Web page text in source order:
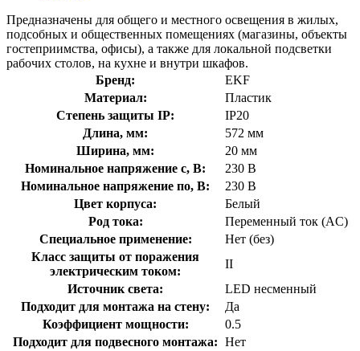
Предназначены для общего и местного освещения в жилых,
подсобных и общественных помещениях (магазины, объекты
гостеприимства, офисы), а также для локальной подсветки
рабочих столов, на кухне и внутри шкафов.
Бренд:
EKF
Материал:
Пластик
Степень защиты IP:
IP20
Длина, мм:
572 мм
Ширина, мм:
20 мм
Номинальное напряжение с, В:
230 В
Номинальное напряжение по, В:
230 В
Цвет корпуса:
Белый
Род тока:
Переменный ток (AC)
Специальное применение:
Нет (без)
Класс защиты от поражения
электрическим током:
II
Источник света:
LED несменный
Подходит для монтажа на стену:
Да
Коэффициент мощности:
0.5
Подходит для подвесного монтажа: Нет